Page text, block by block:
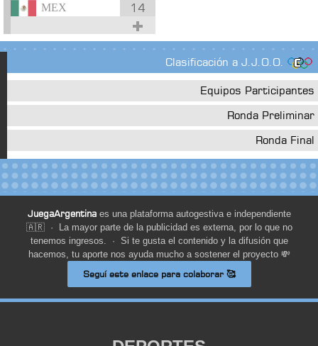
MEX 14
Clasificación a J.J.O.O.
Equipos Participantes
Ronda Preliminar
Ronda Final
JuegaArgentinaes una plataforma autogestiva e independiente
🇦🇷 · La mayor parte de la publicidad es externa, por lo que no
tenemos ingresos. · Si te gusta el contenido y la difusión que
hacemos, tu aporte nos ayuda mucho a sostener el proyecto 💸
Seguí este enlace para colaborar 🥰